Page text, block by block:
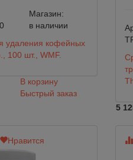
Магазин:
в наличии
удаления кофейных
100 шт., WMF.
В корзину
Быстрый заказ
5
Нравится